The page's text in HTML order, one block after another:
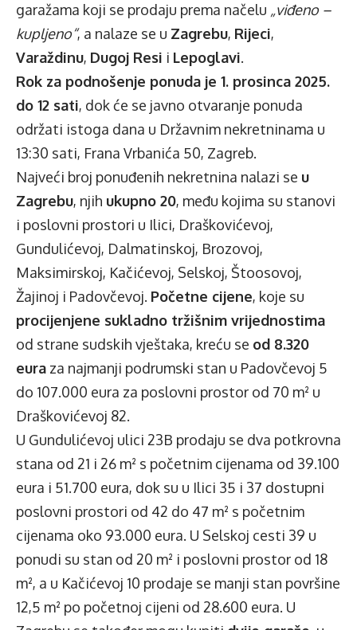
garažama koji se prodaju prema načelu „viđeno –
kupljeno“, a nalaze se u Zagrebu, Rijeci,
Varaždinu, Dugoj Resi i Lepoglavi.
Rok za podnošenje ponuda je 1. prosinca 2025.
do 12 sati, dok će se javno otvaranje ponuda
održati istoga dana u Državnim nekretninama u
13:30 sati, Frana Vrbanića 50, Zagreb.
Najveći broj ponuđenih nekretnina nalazi se u
Zagrebu, njih ukupno 20, među kojima su stanovi
i poslovni prostori u Ilici, Draškovićevoj,
Gundulićevoj, Dalmatinskoj, Brozovoj,
Maksimirskoj, Kačićevoj, Selskoj, Štoosovoj,
Žajinoj i Padovčevoj. Početne cijene, koje su
procijenjene sukladno tržišnim vrijednostima
od strane sudskih vještaka, kreću se od 8.320
eura za najmanji podrumski stan u Padovčevoj 5
do 107.000 eura za poslovni prostor od 70 m² u
Draškovićevoj 82.
U Gundulićevoj ulici 23B prodaju se dva potkrovna
stana od 21 i 26 m² s početnim cijenama od 39.100
eura i 51.700 eura, dok su u Ilici 35 i 37 dostupni
poslovni prostori od 42 do 47 m² s početnim
cijenama oko 93.000 eura. U Selskoj cesti 39 u
ponudi su stan od 20 m² i poslovni prostor od 18
m², a u Kačićevoj 10 prodaje se manji stan površine
12,5 m² po početnoj cijeni od 28.600 eura. U